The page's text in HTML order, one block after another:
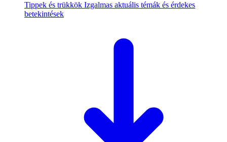
Tippek és trükkök Izgalmas aktuális témák és érdekes
betekintések